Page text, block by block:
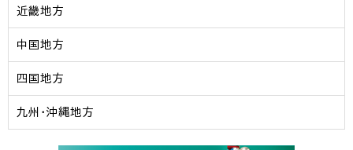
近畿地方
中国地方
四国地方
九州・沖縄地方